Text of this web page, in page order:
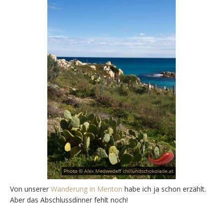
Von unserer Wanderung in Menton habe ich ja schon erzählt.
Aber das Abschlussdinner fehlt noch!